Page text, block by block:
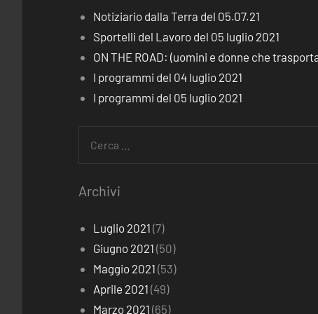
Notiziario dalla Terra del 05.07.21
Sportelli del Lavoro del 05 luglio 2021
ON THE ROAD: (uomini e donne che
I programmi del 04 luglio 2021
I programmi del 05 luglio 2021
Archivi
Luglio 2021 (7)
Giugno 2021 (50)
Maggio 2021 (53)
Aprile 2021 (49)
Marzo 2021 (65)